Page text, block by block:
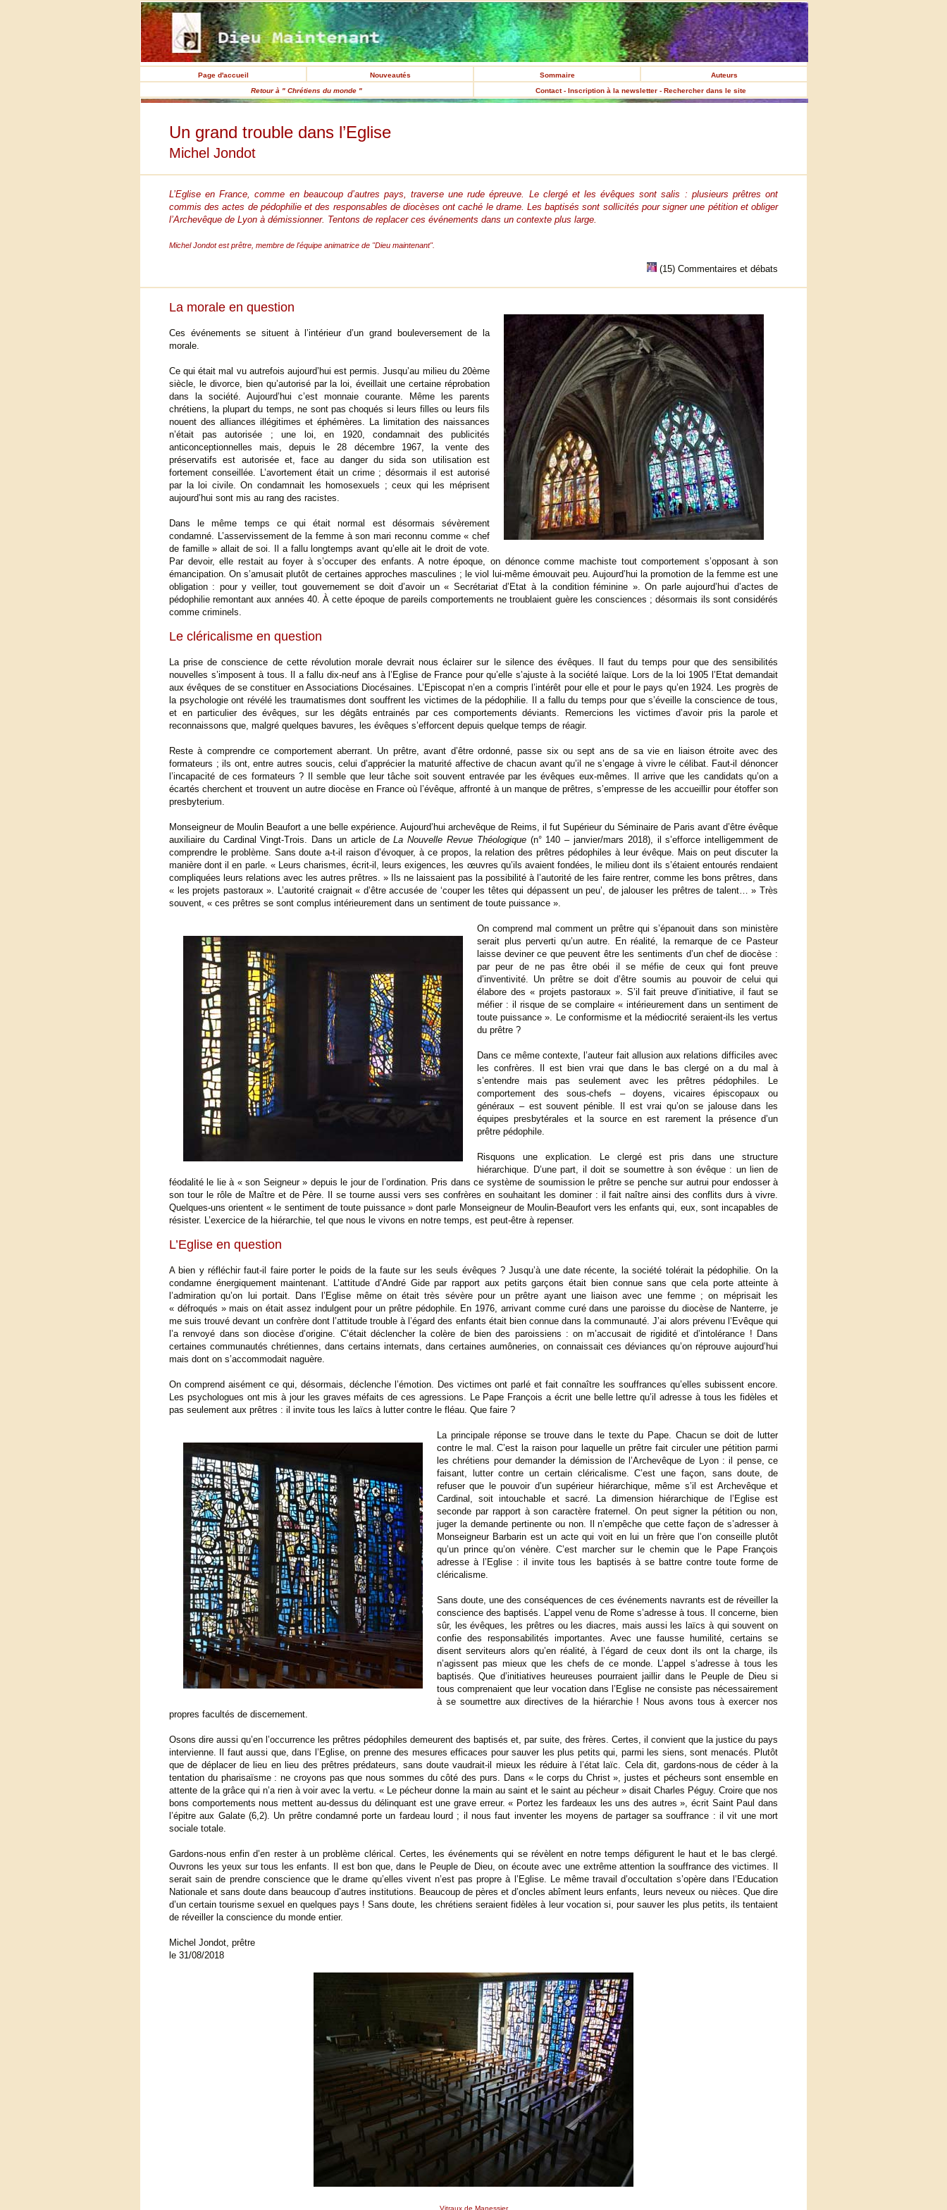
Page d'accueil Nouveautés Sommaire
Auteurs
Retour à " Chrétiens du monde "
Contact - Inscription à la newsletter - Rechercher dans le site
Un grand trouble dans l’Eglise
Michel Jondot
L’Eglise en France, comme en beaucoup d’autres pays, traverse une rude épreuve. Le clergé et les évêques sont salis : plusieurs prêtres ont
commis des actes de pédophilie et des responsables de diocèses ont caché le drame. Les baptisés sont sollicités pour signer une pétition et obliger
l’Archevêque de Lyon à démissionner. Tentons de replacer ces événements dans un contexte plus large.
Michel Jondot est prêtre, membre de l'équipe animatrice de "Dieu maintenant".
(15) Commentaires et débats
La morale en question
Ces événements se situent à l’intérieur d’un grand bouleversement de la
morale.
Ce qui était mal vu autrefois aujourd’hui est permis. Jusqu’au milieu du 20ème
siècle, le divorce, bien qu’autorisé par la loi, éveillait une certaine réprobation
dans la société. Aujourd’hui c’est monnaie courante. Même les parents
chrétiens, la plupart du temps, ne sont pas choqués si leurs filles ou leurs fils
nouent des alliances illégitimes et éphémères. La limitation des naissances
n’était pas autorisée ; une loi, en 1920, condamnait des publicités
anticonceptionnelles mais, depuis le 28 décembre 1967, la vente des
préservatifs est autorisée et, face au danger du sida son utilisation est
fortement conseillée. L’avortement était un crime ; désormais il est autorisé
par la loi civile. On condamnait les homosexuels ; ceux qui les méprisent
aujourd’hui sont mis au rang des racistes.
Dans le même temps ce qui était normal est désormais sévèrement
condamné. L’asservissement de la femme à son mari reconnu comme « chef
de famille » allait de soi. Il a fallu longtemps avant qu’elle ait le droit de vote.
Par devoir, elle restait au foyer à s’occuper des enfants. A notre époque, on dénonce comme machiste tout comportement s’opposant à son
émancipation. On s’amusait plutôt de certaines approches masculines ; le viol lui-même émouvait peu. Aujourd’hui la promotion de la femme est une
obligation : pour y veiller, tout gouvernement se doit d’avoir un « Secrétariat d’Etat à la condition féminine ». On parle aujourd’hui d’actes de
pédophilie remontant aux années 40. À cette époque de pareils comportements ne troublaient guère les consciences ; désormais ils sont considérés
comme criminels.
Le cléricalisme en question
La prise de conscience de cette révolution morale devrait nous éclairer sur le silence des évêques. Il faut du temps pour que des sensibilités
nouvelles s’imposent à tous. Il a fallu dix-neuf ans à l’Eglise de France pour qu’elle s’ajuste à la société laïque. Lors de la loi 1905 l’Etat demandait
aux évêques de se constituer en Associations Diocésaines. L’Episcopat n’en a compris l’intérêt pour elle et pour le pays qu’en 1924. Les progrès de
la psychologie ont révélé les traumatismes dont souffrent les victimes de la pédophilie. Il a fallu du temps pour que s’éveille la conscience de tous,
et en particulier des évêques, sur les dégâts entrainés par ces comportements déviants. Remercions les victimes d’avoir pris la parole et
reconnaissons que, malgré quelques bavures, les évêques s’efforcent depuis quelque temps de réagir.
Reste à comprendre ce comportement aberrant. Un prêtre, avant d’être ordonné, passe six ou sept ans de sa vie en liaison étroite avec des
formateurs ; ils ont, entre autres soucis, celui d’apprécier la maturité affective de chacun avant qu’il ne s’engage à vivre le célibat. Faut-il dénoncer
l’incapacité de ces formateurs ? Il semble que leur tâche soit souvent entravée par les évêques eux-mêmes. Il arrive que les candidats qu’on a
écartés cherchent et trouvent un autre diocèse en France où l’évêque, affronté à un manque de prêtres, s’empresse de les accueillir pour étoffer son
presbyterium.
Monseigneur de Moulin Beaufort a une belle expérience. Aujourd’hui archevêque de Reims, il fut Supérieur du Séminaire de Paris avant d’être évêque
auxiliaire du Cardinal Vingt-Trois. Dans un article deLa Nouvelle Revue Théologique(n° 140 – janvier/mars 2018), il s’efforce intelligemment de
comprendre le problème. Sans doute a-t-il raison d’évoquer, à ce propos, la relation des prêtres pédophiles à leur évêque. Mais on peut discuter la
manière dont il en parle. « Leurs charismes, écrit-il, leurs exigences, les œuvres qu’ils avaient fondées, le milieu dont ils s’étaient entourés rendaient
compliquées leurs relations avec les autres prêtres. » Ils ne laissaient pas la possibilité à l’autorité de les faire rentrer, comme les bons prêtres, dans
« les projets pastoraux ». L’autorité craignait « d’être accusée de ‘couper les têtes qui dépassent un peu’, de jalouser les prêtres de talent… » Très
souvent, « ces prêtres se sont complus intérieurement dans un sentiment de toute puissance ».
On comprend mal comment un prêtre qui s’épanouit dans son ministère
serait plus perverti qu’un autre. En réalité, la remarque de ce Pasteur
laisse deviner ce que peuvent être les sentiments d’un chef de diocèse :
par peur de ne pas être obéi il se méfie de ceux qui font preuve
d’inventivité. Un prêtre se doit d’être soumis au pouvoir de celui qui
élabore des « projets pastoraux ». S’il fait preuve d’initiative, il faut se
méfier : il risque de se complaire « intérieurement dans un sentiment de
toute puissance ». Le conformisme et la médiocrité seraient-ils les vertus
du prêtre ?
Dans ce même contexte, l’auteur fait allusion aux relations difficiles avec
les confrères. Il est bien vrai que dans le bas clergé on a du mal à
s’entendre mais pas seulement avec les prêtres pédophiles. Le
comportement des sous-chefs – doyens, vicaires épiscopaux ou
généraux – est souvent pénible. Il est vrai qu’on se jalouse dans les
équipes presbytérales et la source en est rarement la présence d’un
prêtre pédophile.
Risquons une explication. Le clergé est pris dans une structure
hiérarchique. D’une part, il doit se soumettre à son évêque : un lien de
féodalité le lie à « son Seigneur » depuis le jour de l’ordination. Pris dans ce système de soumission le prêtre se penche sur autrui pour endosser à
son tour le rôle de Maître et de Père. Il se tourne aussi vers ses confrères en souhaitant les dominer : il fait naître ainsi des conflits durs à vivre.
Quelques-uns orientent « le sentiment de toute puissance » dont parle Monseigneur de Moulin-Beaufort vers les enfants qui, eux, sont incapables de
résister. L’exercice de la hiérarchie, tel que nous le vivons en notre temps, est peut-être à repenser.
L’Eglise en question
A bien y réfléchir faut-il faire porter le poids de la faute sur les seuls évêques ? Jusqu’à une date récente, la société tolérait la pédophilie. On la
condamne énergiquement maintenant. L’attitude d’André Gide par rapport aux petits garçons était bien connue sans que cela porte atteinte à
l’admiration qu’on lui portait. Dans l’Eglise même on était très sévère pour un prêtre ayant une liaison avec une femme ; on méprisait les
« défroqués » mais on était assez indulgent pour un prêtre pédophile. En 1976, arrivant comme curé dans une paroisse du diocèse de Nanterre, je
me suis trouvé devant un confrère dont l’attitude trouble à l’égard des enfants était bien connue dans la communauté. J’ai alors prévenu l’Evêque qui
l’a renvoyé dans son diocèse d’origine. C’était déclencher la colère de bien des paroissiens : on m’accusait de rigidité et d’intolérance ! Dans
certaines communautés chrétiennes, dans certains internats, dans certaines aumôneries, on connaissait ces déviances qu’on réprouve aujourd’hui
mais dont on s’accommodait naguère.
On comprend aisément ce qui, désormais, déclenche l’émotion. Des victimes ont parlé et fait connaître les souffrances qu’elles subissent encore.
Les psychologues ont mis à jour les graves méfaits de ces agressions. Le Pape François a écrit une belle lettre qu’il adresse à tous les fidèles et
pas seulement aux prêtres : il invite tous les laïcs à lutter contre le fléau. Que faire ?
La principale réponse se trouve dans le texte du Pape. Chacun se doit de lutter
contre le mal. C’est la raison pour laquelle un prêtre fait circuler une pétition parmi
les chrétiens pour demander la démission de l’Archevêque de Lyon : il pense, ce
faisant, lutter contre un certain cléricalisme. C’est une façon, sans doute, de
refuser que le pouvoir d’un supérieur hiérarchique, même s’il est Archevêque et
Cardinal, soit intouchable et sacré. La dimension hiérarchique de l’Eglise est
seconde par rapport à son caractère fraternel. On peut signer la pétition ou non,
juger la demande pertinente ou non. Il n’empêche que cette façon de s’adresser à
Monseigneur Barbarin est un acte qui voit en lui un frère que l’on conseille plutôt
qu’un prince qu’on vénère. C’est marcher sur le chemin que le Pape François
adresse à l’Eglise : il invite tous les baptisés à se battre contre toute forme de
cléricalisme.
Sans doute, une des conséquences de ces événements navrants est de réveiller la
conscience des baptisés. L’appel venu de Rome s’adresse à tous. Il concerne, bien
sûr, les évêques, les prêtres ou les diacres, mais aussi les laïcs à qui souvent on
confie des responsabilités importantes. Avec une fausse humilité, certains se
disent serviteurs alors qu’en réalité, à l’égard de ceux dont ils ont la charge, ils
n’agissent pas mieux que les chefs de ce monde. L’appel s’adresse à tous les
baptisés. Que d’initiatives heureuses pourraient jaillir dans le Peuple de Dieu si
tous comprenaient que leur vocation dans l’Eglise ne consiste pas nécessairement
à se soumettre aux directives de la hiérarchie ! Nous avons tous à exercer nos
propres facultés de discernement.
Osons dire aussi qu’en l’occurrence les prêtres pédophiles demeurent des baptisés et, par suite, des frères. Certes, il convient que la justice du pays
intervienne. Il faut aussi que, dans l’Eglise, on prenne des mesures efficaces pour sauver les plus petits qui, parmi les siens, sont menacés. Plutôt
que de déplacer de lieu en lieu des prêtres prédateurs, sans doute vaudrait-il mieux les réduire à l’état laïc. Cela dit, gardons-nous de céder à la
tentation du pharisaïsme : ne croyons pas que nous sommes du côté des purs. Dans « le corps du Christ », justes et pécheurs sont ensemble en
attente de la grâce qui n’a rien à voir avec la vertu. « Le pécheur donne la main au saint et le saint au pécheur » disait Charles Péguy. Croire que nos
bons comportements nous mettent au-dessus du délinquant est une grave erreur. « Portez les fardeaux les uns des autres », écrit Saint Paul dans
l’épitre aux Galate (6,2). Un prêtre condamné porte un fardeau lourd ; il nous faut inventer les moyens de partager sa souffrance : il vit une mort
sociale totale.
Gardons-nous enfin d’en rester à un problème clérical. Certes, les événements qui se révèlent en notre temps défigurent le haut et le bas clergé.
Ouvrons les yeux sur tous les enfants. Il est bon que, dans le Peuple de Dieu, on écoute avec une extrême attention la souffrance des victimes. Il
serait sain de prendre conscience que le drame qu’elles vivent n’est pas propre à l’Eglise. Le même travail d’occultation s’opère dans l’Education
Nationale et sans doute dans beaucoup d’autres institutions. Beaucoup de pères et d’oncles abîment leurs enfants, leurs neveux ou nièces. Que dire
d’un certain tourisme sexuel en quelques pays ! Sans doute, les chrétiens seraient fidèles à leur vocation si, pour sauver les plus petits, ils tentaient
de réveiller la conscience du monde entier.
Michel Jondot, prêtre
le 31/08/2018
Vitraux de Manessier